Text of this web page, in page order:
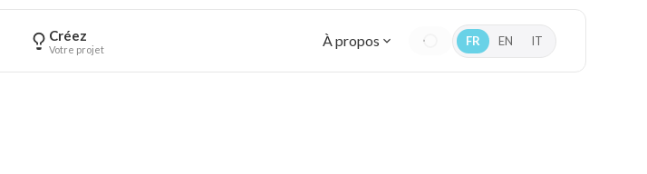
Créez
Votre projet À propos FR EN IT